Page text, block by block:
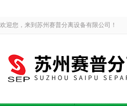
欢迎您，来到苏州赛普分离设备有限公司！